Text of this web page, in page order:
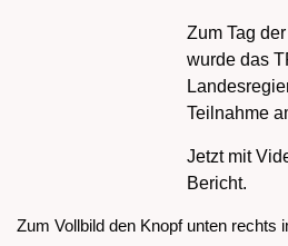
Zum Tag
wurde das
Teilnahme
Jetzt mit
Bericht.
Zum Vollbild den Knopf unten rechts